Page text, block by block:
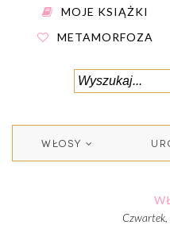
MOJE KSIĄŻKI
METAMORFOZA
WŁOSY